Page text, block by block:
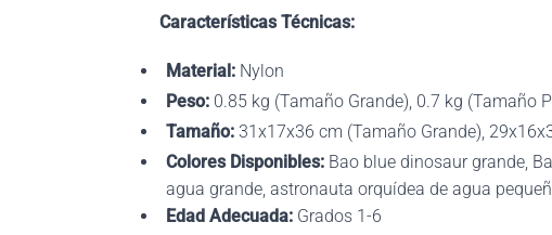
Características Técnicas:
Material : Nylon
Peso: 0.85 kg (Tamaño Grande), 0.7 kg (Tamaño
Tamaño: 31x17x36 cm (Tamaño Grande),
Colores Disponibles: Bao blue dinosaur grande,
agua grande, astronauta orquídea de agua
Edad Adecuada: Grados 1-6